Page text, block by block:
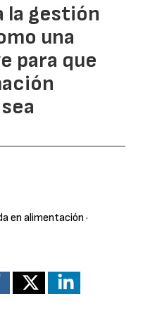
la gestión
una
para que
en alimentación ·